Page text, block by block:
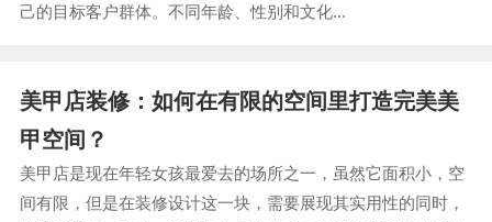
己的目标客户群体。不同年龄、性别和文化...
美甲店装修：如何在有限的空间里打造完美美
甲空间？
美甲店是现在年轻女孩最爱去的场所之一，虽然它面积小，空
间有限，但是在装修设计这一块，需要展现其实用性的同时，